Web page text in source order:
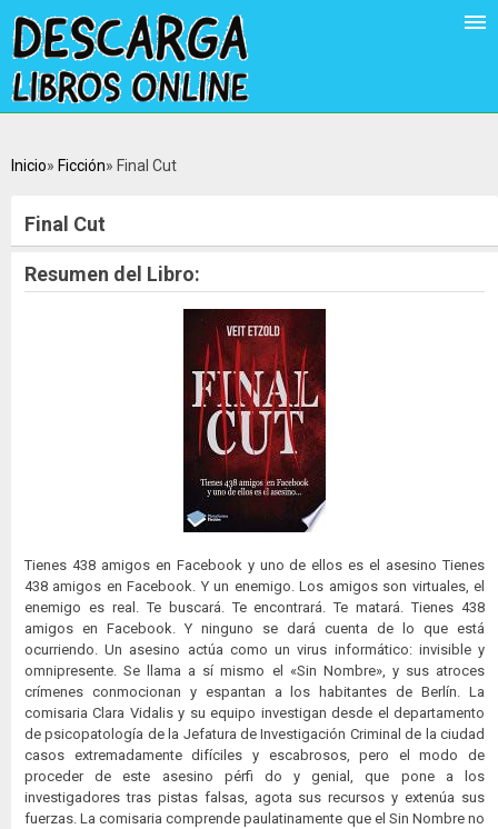
Inicio Ficción Final Cut
Final Cut
Resumen del Libro:
Tienes 438 amigos en Facebook y uno de ellos es el asesino Tienes
438 amigos en Facebook. Y un enemigo. Los amigos son virtuales, el
enemigo es real. Te buscará. Te encontrará. Te matará. Tienes 438
amigos en Facebook. Y ninguno se dará cuenta de lo que está
ocurriendo. Un asesino actúa como un virus informático: invisible y
omnipresente. Se llama a sí mismo el «Sin Nombre», y sus atroces
crímenes conmocionan y espantan a los habitantes de Berlín. La
comisaria Clara Vidalis y su equipo investigan desde el departamento
de psicopatología de la Jefatura de Investigación Criminal de la ciudad
casos extremadamente difíciles y escabrosos, pero el modo de
proceder de este asesino pérfi do y genial, que pone a los
investigadores tras pistas falsas, agota sus recursos y extenúa sus
fuerzas. La comisaria comprende paulatinamente que el Sin Nombre no